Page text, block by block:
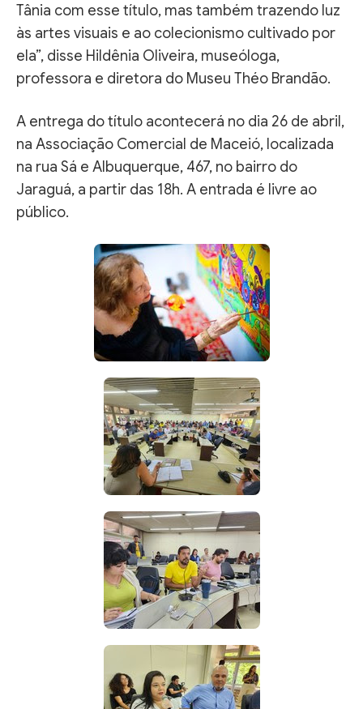
Tânia com esse título, mas também trazendo luz
às artes visuais e ao colecionismo cultivado por
ela”, disse Hildênia Oliveira, museóloga,
professora e diretora do Museu Théo Brandão.
A entrega do título acontecerá no dia 26 de abril,
na Associação Comercial de Maceió, localizada
na rua Sá e Albuquerque, 467, no bairro do
Jaraguá, a partir das 18h. A entrada é livre ao
público.